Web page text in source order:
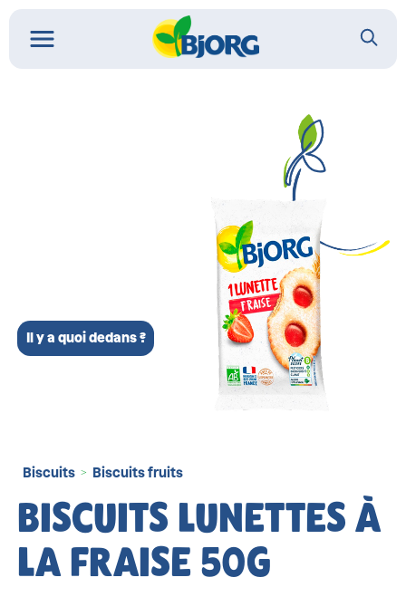
Il y a quoi dedans ?
Biscuits > Biscuits fruits
BISCUITS LUNETTES À
LA FRAISE 50G